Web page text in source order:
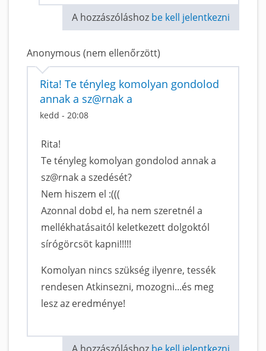
A hozzászóláshoz be kell jelentkezni
Anonymous (nem ellenőrzött)
Rita! Te tényleg komolyan gondolod
annak a sz@rnak a
kedd - 20:08
Rita!
Te tényleg komolyan gondolod annak a
sz@rnak a szedését?
Nem hiszem el :(((
Azonnal dobd el, ha nem szeretnél a
mellékhatásaitól keletkezett dolgoktól
sírógörcsöt kapni!!!!!
Komolyan nincs szükség ilyenre, tessék
rendesen Atkinsezni, mozogni...és meg
lesz az eredménye!